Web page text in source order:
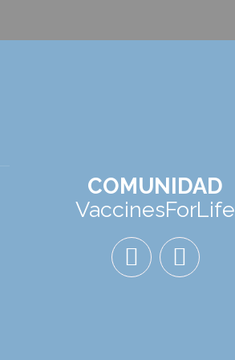
COMUNIDAD
VaccinesForLife